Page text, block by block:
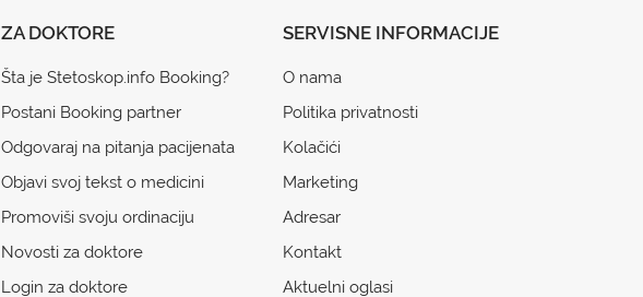
ZA DOKTORE
Šta je Stetoskop.info Booking?
Postani Booking partner
Odgovaraj na pitanja pacijenata
Objavi svoj tekst o medicini
Promoviši svoju ordinaciju
Novosti za doktore
Login za doktore
SERVISNE INFORMACIJE
O nama
Politika privatnosti
Kolačići
Marketing
Adresar
Kontakt
Aktuelni oglasi